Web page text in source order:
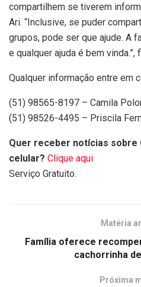
compartilhem se tiverem
Ari. “Inclusive, se puder
grupos, pode ser que ajude. A
e qualquer ajuda é bem vinda.”,
Qualquer informação entre em
(51) 98565-8197 – Camila
(51) 98526-4495 – Priscila
Quer receber notícias sobre
celular? Clique aqui
Serviço Gratuito.
Matéria
Família oferece
cachorrinha
Próxima